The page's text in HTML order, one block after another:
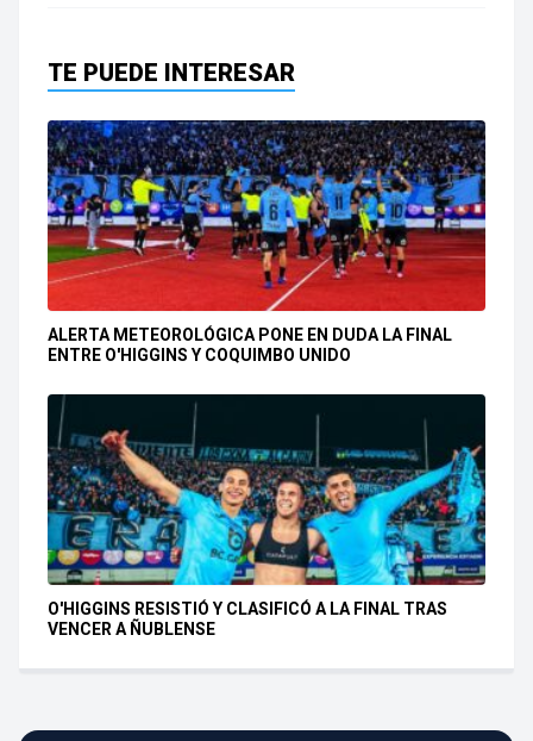
TE PUEDE INTERESAR
ALERTA METEOROLÓGICA PONE EN DUDA LA FINAL
ENTRE O'HIGGINS Y COQUIMBO UNIDO
O'HIGGINS RESISTIÓ Y CLASIFICÓ A LA FINAL TRAS
VENCER A ÑUBLENSE